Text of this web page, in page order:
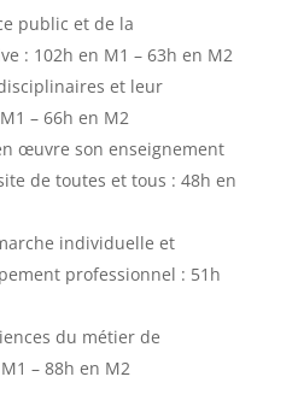
public et de la
: 102h en M1 – 63h en M2
et leur
– 66h en M2
œuvre son enseignement
de toutes et tous : 48h en
individuelle et
professionnel : 51h
du métier de
– 88h en M2